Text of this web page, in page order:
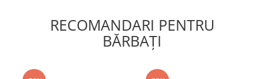
RECOMANDARI PENTRU
BĂRBAŢI